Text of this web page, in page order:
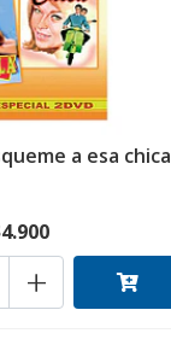
a esa chica
+